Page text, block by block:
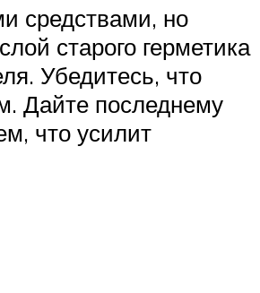
средствами, но
старого герметика
Убедитесь, что
Дайте последнему
что усилит